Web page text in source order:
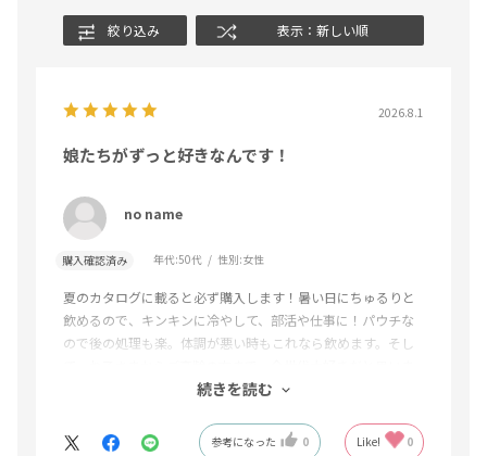
絞り込み 表示：新しい順
2026.8.1
娘たちがずっと好きなんです！
no name
購入確認済み 年代:50代 性別:女性
夏のカタログに載ると必ず購入します！暑い日にちゅるりと
飲めるので、キンキンに冷やして、部活や仕事に！パウチな
ので後の処理も楽。体調が悪い時もこれなら飲めます。そし
す！何よりも、味が美味しい‼︎美味しいに尽きます‼︎
続きを読む
参考になった 0 Like! 0